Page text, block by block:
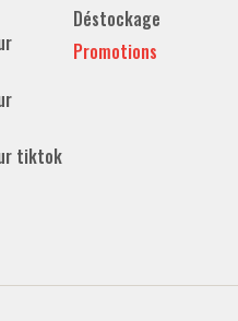
tiktok
Déstockage
Promotions